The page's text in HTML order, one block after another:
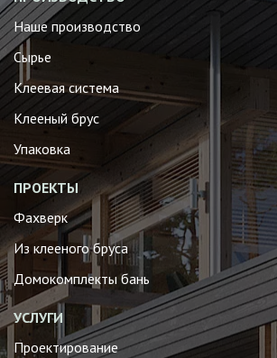
Наше производство
Сырье
Клеевая система
Клееный брус
Упаковка
ПРОЕКТЫ
Фахверк
Из клееного бруса
Домокомплекты бань
УСЛУГИ
Проектирование